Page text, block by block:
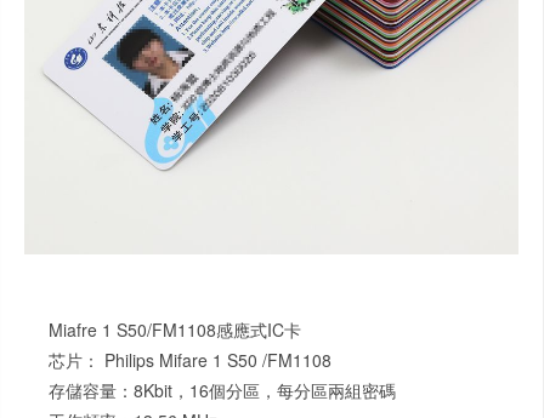
Miafre 1 S50/FM1108感應式IC卡
芯片： Philips Mifare 1 S50 /FM1108
存儲容量：8Kbit，16個分區，每分區兩組密碼